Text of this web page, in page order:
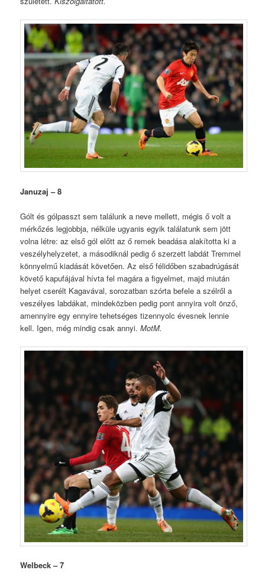
Januzaj – 8
Gólt és gólpasszt sem találunk a neve mellett, mégis ő volt a
mérkőzés legjobbja, nélküle ugyanis egyik találatunk sem jött
volna létre: az első gól előtt az ő remek beadása alakította ki a
veszélyhelyzetet, a másodiknál pedig ő szerzett labdát Tremmel
könnyelmű kiadását követően. Az első félidőben szabadrúgását
követő kapufájával hívta fel magára a figyelmet, majd miután
helyet cserélt Kagavával, sorozatban szórta befele a szélről a
veszélyes labdákat, mindeközben pedig pont annyira volt önző,
amennyire egy ennyire tehetséges tizennyolc évesnek lennie
kell. Igen, még mindig csak annyi.MotM.
Welbeck – 7